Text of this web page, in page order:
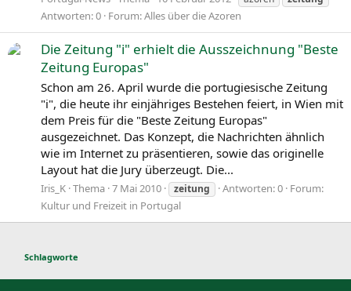
Antworten: 0 Forum:Alles über die Azoren
Die Zeitung "i" erhielt die Ausszeichnung "Beste
Zeitung Europas"
Schon am 26. April wurde die portugiesische Zeitung
"i", die heute ihr einjähriges Bestehen feiert, in Wien mit
dem Preis für die "Beste Zeitung Europas"
ausgezeichnet. Das Konzept, die Nachrichten ähnlich
wie im Internet zu präsentieren, sowie das originelle
Layout hat die Jury überzeugt. Die...
Iris_K Thema 7 Mai 2010 zeitung Antworten: 0 Forum:
Kultur und Freizeit in Portugal
Schlagworte